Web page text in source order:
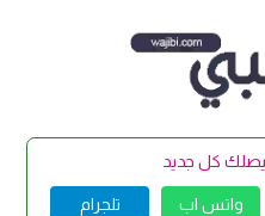
كل جديد
واتس اب تلجرام